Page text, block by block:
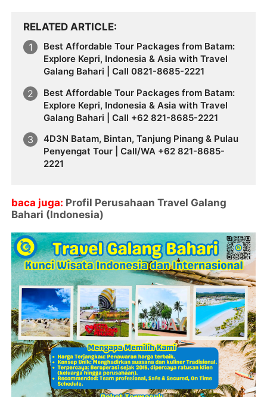
RELATED ARTICLE
Best Affordable Tour Packages from Batam:
Explore Kepri, Indonesia & Asia with Travel
Galang Bahari | Call 0821-8685-2221
Best Affordable Tour Packages from Batam:
Explore Kepri, Indonesia & Asia with Travel
Galang Bahari | Call +62 821-8685-2221
4D3N Batam, Bintan, Tanjung Pinang & Pulau
Penyengat Tour | Call/WA +62 821-8685-
2221
baca juga: Profil Perusahaan Travel Galang
Bahari (Indonesia)